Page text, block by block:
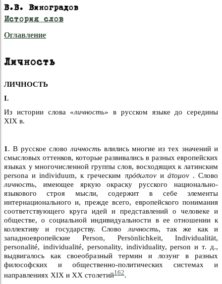
В.В. Виноградов
История слов
Оглавление
Личность
ЛИЧНОСТЬ
I.
Из истории слова «личность» в русском языке до середины
XIX в.
1 . В русское слово личностьвлились многие из тех значений и
смысловых оттенков, которые развивались в разных европейских
языках у многочисленной группы слов, восходящих к латинским
persona и individuum, к греческим πρóσωπον и áτομον . Слово
личность, имеющее яркую окраску русского национально-
языкового строя мысли, содержит в себе элементы
интернационального и, прежде всего, европейского понимания
соответствующего круга идей и представлений о человеке и
обществе, о социальной индивидуальности в ее отношении к
коллективу и государству. Слово личность, так же как и
западноевропейские Person, Persönlichkeit, Individualität,
personalité, individualité, personality, individuality, person и т. д.,
выдвигалось как своеобразный термин и лозунг в разных
философских и общественно-политических системах и
направлениях XIX и XX столетий162.